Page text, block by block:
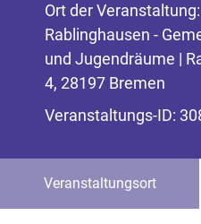
Ort der
Rablinghausen -
und Jugendräume |
4, 28197 Bremen
Veranstaltungs-ID:
Veranstaltungsort